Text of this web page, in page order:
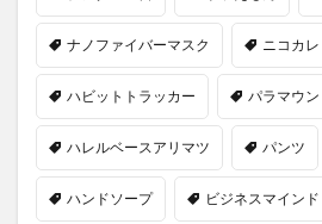
ナノファイバーマスク ニコカレ
ハビットトラッカー パラマウ
ハレルベースアリマツ パンツ
ハンドソープ ビジネスマインド